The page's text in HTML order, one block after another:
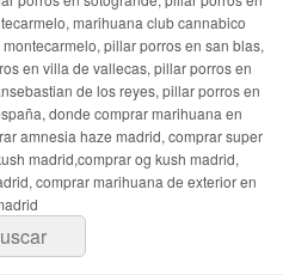
marihuana club cannabico
pillar porros en san blas,
en villa de vallecas, pillar porros en
de los reyes, pillar porros en
donde comprar marihuana en
amnesia haze madrid, comprar super
madrid,comprar og kush madrid,
comprar marihuana de exterior en